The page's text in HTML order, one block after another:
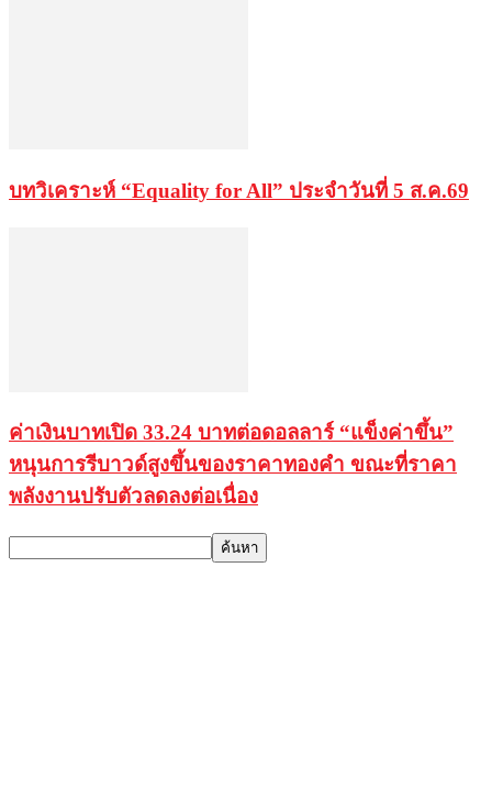
บทวิเคราะห์ “Equality for All” ประจำวันที่ 5 ส.ค.69
ค่าเงินบาทเปิด 33.24 บาทต่อดอลลาร์ “แข็งค่าขึ้น”
หนุนการรีบาวด์สูงขึ้นของราคาทองคำ ขณะที่ราคา
พลังงานปรับตัวลดลงต่อเนื่อง